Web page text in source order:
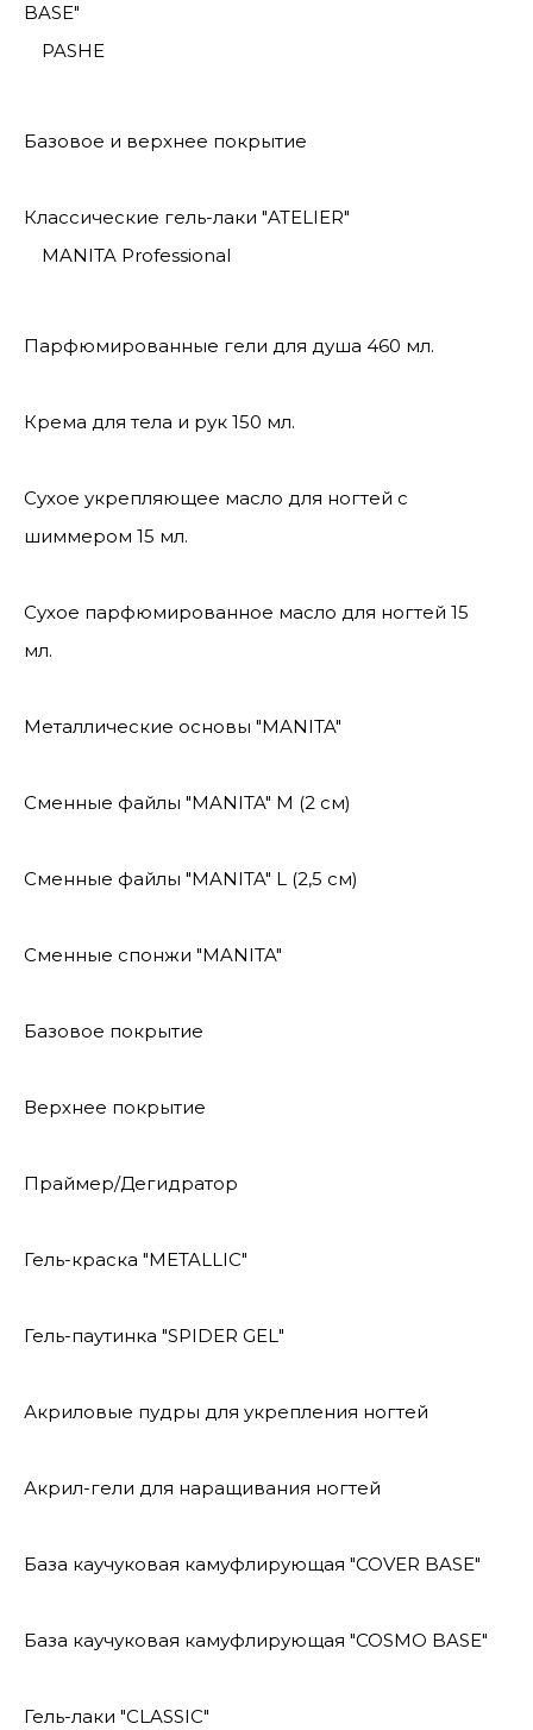
BASE"
PASHE
Базовое и верхнее покрытие
Классические гель-лаки "ATELIER"
MANITA Professional
Парфюмированные гели для душа 460 мл.
Крема для тела и рук 150 мл.
Сухое укрепляющее масло для ногтей с
шиммером 15 мл.
Сухое парфюмированное масло для ногтей 15
мл.
Металлические основы "MANITA"
Сменные файлы "MANITA" М (2 см)
Сменные файлы "MANITA" L (2,5 см)
Сменные спонжи "MANITA"
Базовое покрытие
Верхнее покрытие
Праймер/Дегидратор
Гель-краска "METALLIC"
Гель-паутинка "SPIDER GEL"
Акриловые пудры для укрепления ногтей
Акрил-гели для наращивания ногтей
База каучуковая камуфлирующая "COVER BASE"
База каучуковая камуфлирующая "COSMO BASE"
Гель-лаки "CLASSIC"